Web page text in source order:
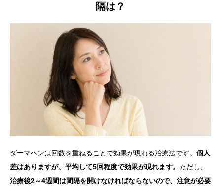
隔は？
ダーマペンは回数を重ねることで効果が現れる治療法です。 個人
差はありますが、平均して5回程度で効果が現れます。 ただし、
治療後2～4週間は間隔を開けなければならないので、注意が必要